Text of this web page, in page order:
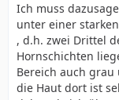
Ich muss
unter einer
, d.h. zwei Drittel
Hornschichten
Bereich auch
die Haut dort ist